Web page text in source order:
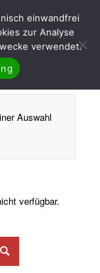
Auswahl
verfügbar.
einwandfrei
zur Analyse
verwendet.